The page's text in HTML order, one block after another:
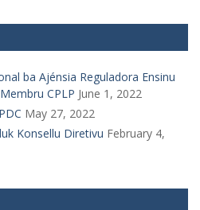
ba Ajénsia Reguladora Ensinu
CPLP June 1, 2022
May 27, 2022
Konsellu Diretivu February 4,